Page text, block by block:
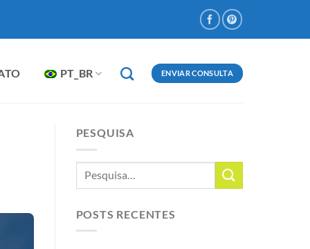
PT_BR ENVIAR CONSULTA
PESQUISA
POSTS RECENTES